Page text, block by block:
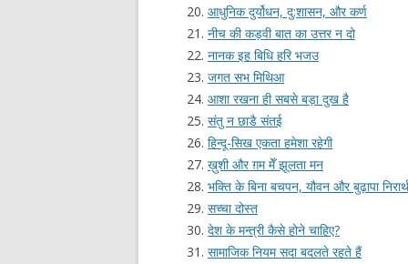
आधुनिक दुर्योधन, दु:शासन, और कर्ण
नीच की कड़वी बात का उत्तर न दो
नानक इह बिधि हरि भजउ
जगत सभ मिथिआ
आशा रखना ही सबसे बड़ा दुख है
संतु न छाडै संतई
हिन्दू-सिख एकता हमेशा रहेगी
ख़ुशी और ग़म मेँ झूलता मन
भक्ति के बिना बचपन, यौवन और बुढ़ापा
सच्चा दोस्त
देश के मन्त्री कैसे होने चाहिए?
सामाजिक नियम सदा बदलते रहते हैं